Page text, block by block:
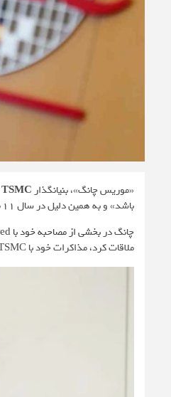
«موریس چانگ»، بنیانگذارTSMC
باشد» و به همین دلیل در سال 2011 پیشنهاد همکاری آن برای تولید
چانگ دربخشی از مصاحبه خود با Acquired
ملاقات کرد، مذاکرات خود با TSMC را برای مدت کوتاهی متوقف کرد. در آن زمات اینتل تامین‌کننده تراشه برخی دستگاه‌های مک اپل بوده است.